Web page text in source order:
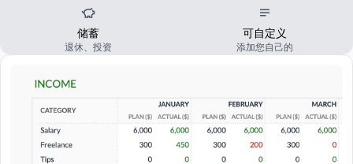
储蓄
退休、投资
可自定义
添加您自己的